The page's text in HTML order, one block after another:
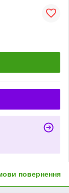
повернення